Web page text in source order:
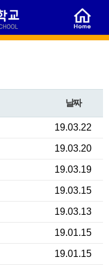
날짜
19.03.22
19.03.20
19.03.19
19.03.15
19.03.13
19.01.15
19.01.15